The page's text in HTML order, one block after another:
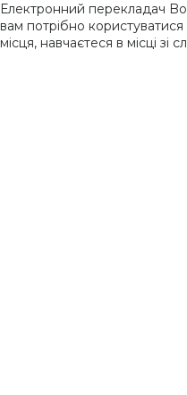
Електронний перекладач
вам потрібно
місця, навчаєтеся в місці